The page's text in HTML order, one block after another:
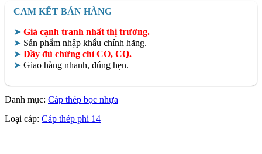
CAM KẾT BÁN HÀNG
➤ Giá cạnh tranh nhất thị trường.
➤ Sản phẩm nhập khẩu chính hãng.
➤ Đầy đủ chứng chỉ CO, CQ.
➤ Giao hàng nhanh, đúng hẹn.
Danh mục: Cáp thép bọc nhựa
Loại cáp: Cáp thép phi 14